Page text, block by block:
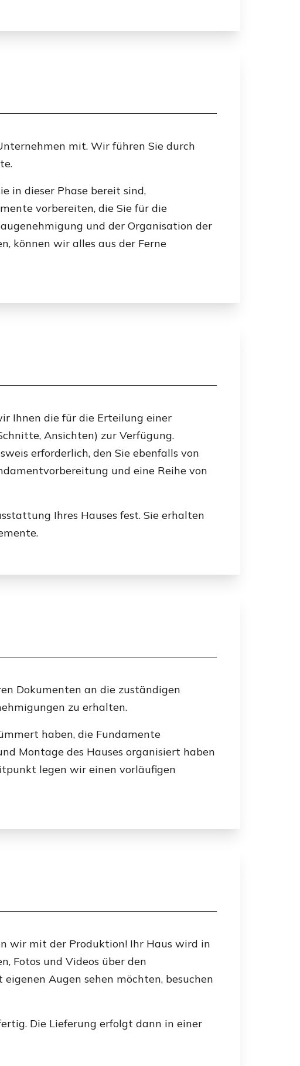
mit. Wir führen Sie durch
in dieser Phase bereit sind,
vorbereiten, die Sie für die
und der Organisation der
können wir alles aus der Ferne
Ihnen die für die Erteilung einer
Ansichten) zur Verfügung.
erforderlich, den Sie ebenfalls von
und eine Reihe von
Ihres Hauses fest. Sie erhalten
Dokumenten an die zuständigen
zu erhalten.
haben, die Fundamente
Montage des Hauses organisiert haben
legen wir einen vorläufigen
wir mit der Produktion! Ihr Haus wird in
Fotos und Videos über den
Augen sehen möchten, besuchen
Die Lieferung erfolgt dann in einer